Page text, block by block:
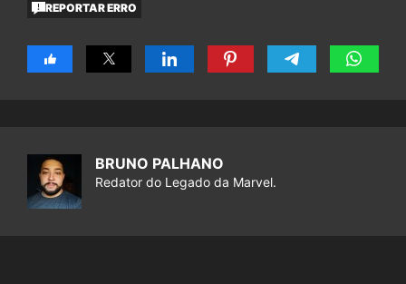
REPORTAR ERRO
BRUNO PALHANO
Redator do Legado da Marvel.